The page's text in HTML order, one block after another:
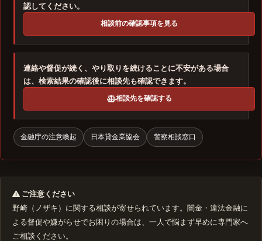
認してください。
相談前の確認事項を見る
連絡や督促が続く、やり取りを続けることに不安がある場合
は、検索結果の確認後に相談先も確認できます。
相談先を確認する
金融庁の注意喚起 日本貸金業協会 警察相談窓口
ご注意ください
野崎（ノザキ）に関する相談が寄せられています。闇金・違法金融に
よる督促や嫌がらせでお困りの場合は、一人で悩まず早めに専門家へ
ご相談ください。